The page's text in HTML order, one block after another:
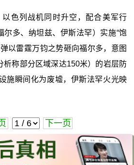
色列战机同时升空，配合美军行
尔多、纳坦兹、伊斯法罕）实施“饱
以雷霆万钧之势砸向福尔多，意图
析称部分区域深达150米）的岩层防
施瞬间化为废墟，伊斯法罕火光映
下一页